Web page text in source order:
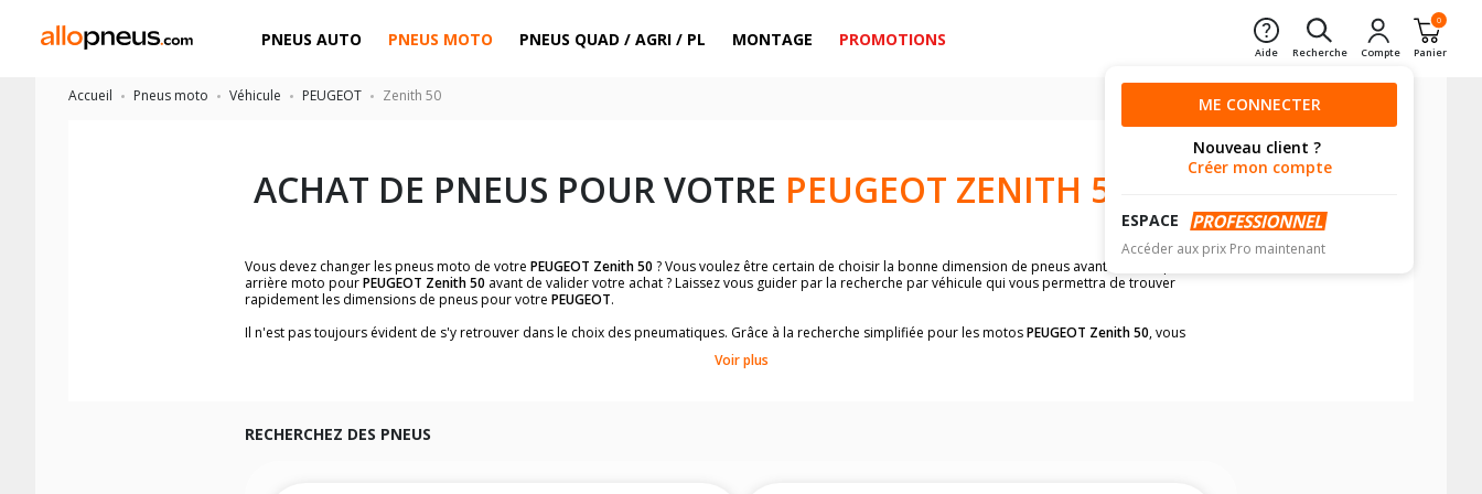
PNEUS AUTO PNEUS MOTO PNEUS QUAD / AGRI / PL MONTAGE PROMOTIONS
Aide Recherche Compte
0
Panier
ME CONNECTER
Nouveau client ?
Créer mon compte
ESPACE
Accéder aux prix Pro maintenant
Accueil Pneus moto Véhicule PEUGEOT Zenith 50
ACHAT DE PNEUS POUR VOTRE PEUGEOT ZENITH 50
Vous devez changer les pneus moto de votre PEUGEOT Zenith 50 ? Vous voulez être certain de choisir la bonne dimension de pneus avant moto et pneus
arrière moto pourPEUGEOT Zenith 50 avant de valider votre achat ? Laissez vous guider par la recherche par véhicule qui vous permettra de trouver
rapidement les dimensions de pneus pour votre PEUGEOT.
Il n'est pas toujours évident de s'y retrouver dans le choix des pneumatiques. Grâce à la recherche simplifiée pour les motosPEUGEOT Zenith 50, vous
Vous ne savez pas comment trouver les dimensions de vos pneus ? Ces informations sont indiquées sur le flanc des pneumatiques, dans le carnet de bord de
facilement.
Voir plus
RECHERCHEZ DES PNEUS